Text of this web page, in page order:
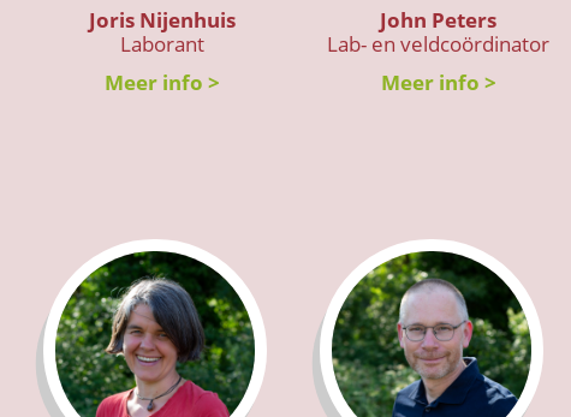
Joris Nijenhuis
Laborant
Meer info >
John Peters
Lab- en veldcoördinator
Meer info >